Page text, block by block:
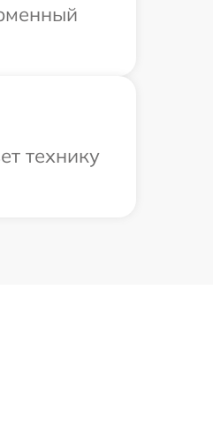
технику